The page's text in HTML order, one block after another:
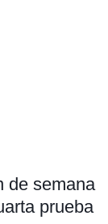
de semana
prueba